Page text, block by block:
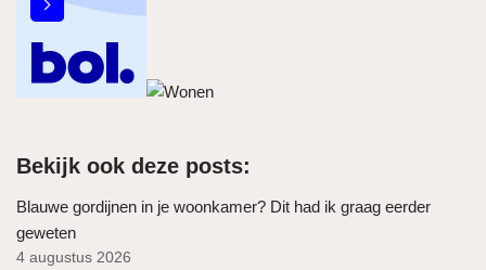
Bekijk ook deze posts:
Blauwe gordijnen in je woonkamer? Dit had ik graag eerder
geweten
4 augustus 2026